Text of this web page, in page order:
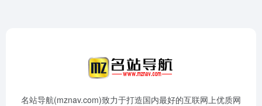
名站导航(mznav.com)致力于打造国内最好的互联网上优质网